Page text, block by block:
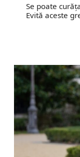
Se poate
Evită aceste